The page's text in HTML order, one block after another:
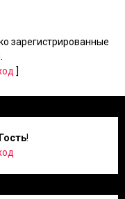
зарегистрированные
]
Гость!